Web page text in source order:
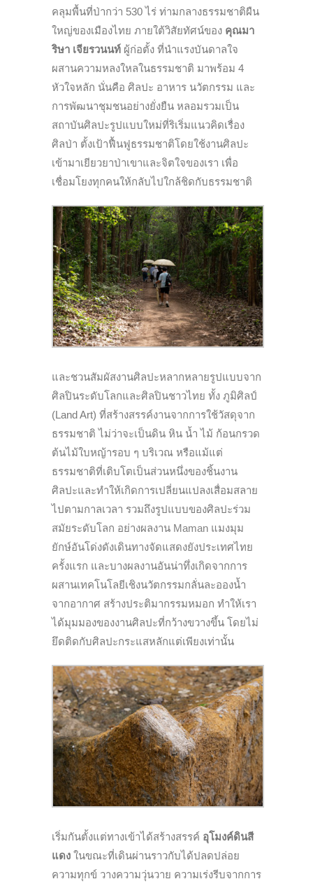
คลุมพื้นที่ป่ากว่า 530 ไร่ ท่ามกลางธรรมชาติผืน
ใหญ่ของเมืองไทย ภายใต้วิสัยทัศน์ของ คุณมา
ริษา เจียรวนนท์ ผู้ก่อตั้ง ที่นำแรงบันดาลใจ
ผสานความหลงใหลในธรรมชาติ มาพร้อม 4
หัวใจหลัก นั่นคือ ศิลปะ อาหาร นวัตกรรม และ
การพัฒนาชุมชนอย่างยั่งยืน หลอมรวมเป็น
สถาบันศิลปะรูปแบบใหม่ที่ริเริ่มแนวคิดเรื่อง
ศิลป่า ตั้งเป้าฟื้นฟูธรรมชาติโดยใช้งานศิลปะ
เข้ามาเยียวยาป่าเขาและจิตใจของเรา เพื่อ
เชื่อมโยงทุกคนให้กลับไปใกล้ชิดกับธรรมชาติ
และชวนสัมผัสงานศิลปะหลากหลายรูปแบบจาก
ศิลปินระดับโลกและศิลปินชาวไทย ทั้ง ภูมิศิลป์
(Land Art) ที่สร้างสรรค์งานจากการใช้วัสดุจาก
ธรรมชาติ ไม่ว่าจะเป็นดิน หิน น้ำ ไม้ ก้อนกรวด
ต้นไม้ใบหญ้ารอบ ๆ บริเวณ หรือแม้แต่
ธรรมชาติที่เติบโตเป็นส่วนหนึ่งของชิ้นงาน
ศิลปะและทำให้เกิดการเปลี่ยนแปลงเสื่อมสลาย
ไปตามกาลเวลา รวมถึงรูปแบบของศิลปะร่วม
สมัยระดับโลก อย่างผลงาน Maman แมงมุม
ยักษ์อันโด่งดังเดินทางจัดแสดงยังประเทศไทย
ครั้งแรก และบางผลงานอันน่าทึ่งเกิดจากการ
ผสานเทคโนโลยีเชิงนวัตกรรมกลั่นละอองน้ำ
จากอากาศ สร้างประติมากรรมหมอก ทำให้เรา
ได้มุมมองของงานศิลปะที่กว้างขวางขึ้น โดยไม่
ยึดติดกับศิลปะกระแสหลักแต่เพียงเท่านั้น
เริ่มกันตั้งแต่ทางเข้าได้สร้างสรรค์ อุโมงค์ดินสี
แดง ในขณะที่เดินผ่านราวกับได้ปลดปล่อย
ความทุกข์ วางความวุ่นวาย ความเร่งรีบจากการ